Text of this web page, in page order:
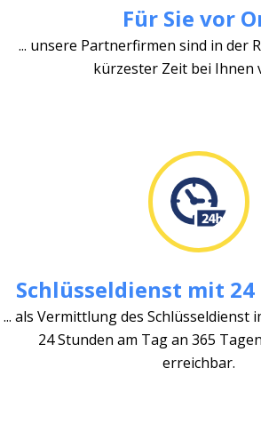
Für Sie vor
... unsere Partnerfirmen sind in der
kürzester Zeit bei Ihnen
Schlüsseldienst mit 24
... als Vermittlung des Schlüsseldienst
24 Stunden am Tag an 365
erreichbar.